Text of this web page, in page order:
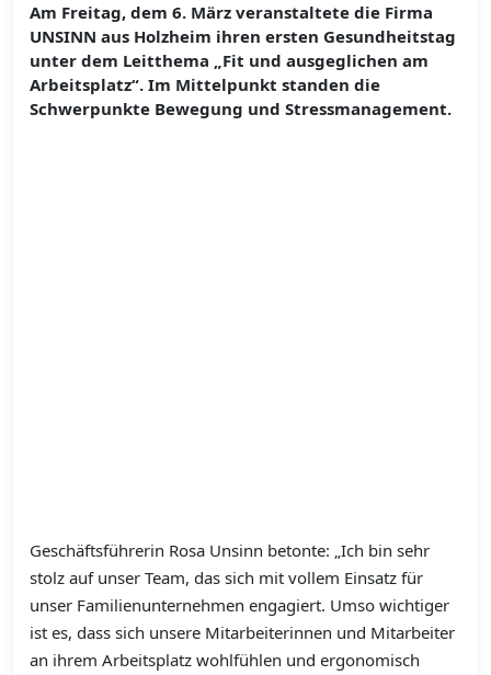
Am Freitag, dem 6. März veranstaltete die Firma
UNSINN aus Holzheim ihren ersten Gesundheitstag
unter dem Leitthema „Fit und ausgeglichen am
Arbeitsplatz“. Im Mittelpunkt standen die
Schwerpunkte Bewegung und Stressmanagement.
Geschäftsführerin Rosa Unsinn betonte: „Ich bin sehr
stolz auf unser Team, das sich mit vollem Einsatz für
unser Familienunternehmen engagiert. Umso wichtiger
ist es, dass sich unsere Mitarbeiterinnen und Mitarbeiter
an ihrem Arbeitsplatz wohlfühlen und ergonomisch